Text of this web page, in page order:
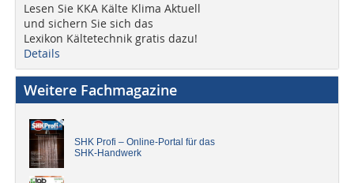
Lesen Sie KKA Kälte Klima Aktuell
und sichern Sie sich das
Lexikon Kältetechnik gratis dazu!
Details
Weitere Fachmagazine
SHK Profi – Online-Portal für das
SHK-Handwerk